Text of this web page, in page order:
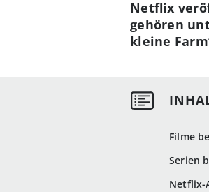
Filme
Serien
Netflix-
Netflix
gehören
kleine